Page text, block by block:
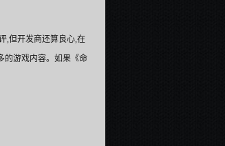
,但开发商还算良心,在
的游戏内容。如果《命